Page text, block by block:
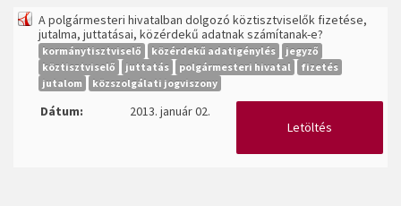
A polgármesteri hivatalban dolgozó köztisztviselők fizetése,
jutalma, juttatásai, közérdekű adatnak számítanak-e?
kormánytisztviselő közérdekű adatigénylés
jegyző
köztisztviselő
juttatás polgármesteri hivatal
fizetés
jutalom
közszolgálati jogviszony
Dátum:
2013. január 02.
Letöltés